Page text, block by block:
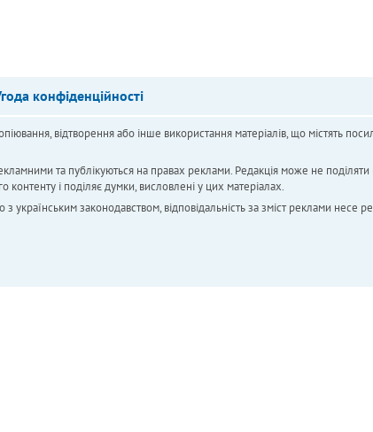
конфіденційності
відтворення або інше використання матеріалів, що містять
та публікуються на правах реклами. Редакція може не поділяти
і поділяє думки, висловлені у цих матеріалах.
українським законодавством, відповідальність за зміст реклами несе